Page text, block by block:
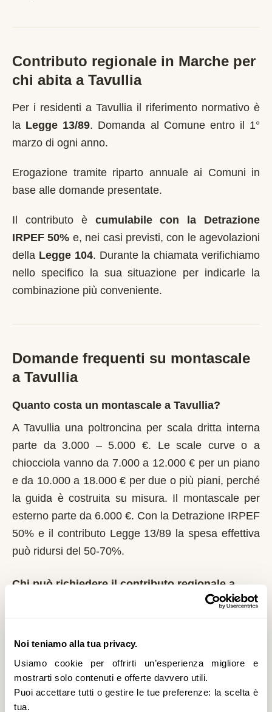
Noi teniamo alla tua privacy.
Usiamo cookie per offrirti un’esperienza migliore e
mostrarti solo contenuti e offerte davvero utili.
Puoi accettare tutti o gestire le tue preferenze: la scelta è
tua.
Contributo regionale in Marche per
chi abita a Tavullia
Per i residenti a Tavullia il riferimento normativo è
la Legge 13/89. Domanda al Comune entro il 1°
marzo di ogni anno.
Erogazione tramite riparto annuale ai Comuni in
base alle domande presentate.
Il contributo è cumulabile con la Detrazione
IRPEF 50% e, nei casi previsti, con le agevolazioni
della Legge 104. Durante la chiamata verifichiamo
nello specifico la sua situazione per indicarle la
combinazione più conveniente.
Domande frequenti su montascale
a Tavullia
Quanto costa un montascale a Tavullia?
A Tavullia una poltroncina per scala dritta interna
parte da 3.000 – 5.000 €. Le scale curve o a
chiocciola vanno da 7.000 a 12.000 € per un piano
e da 10.000 a 18.000 € per due o più piani, perché
la guida è costruita su misura. Il montascale per
esterno parte da 6.000 €. Con la Detrazione IRPEF
50% e il contributo Legge 13/89 la spesa effettiva
può ridursi del 50-70%.
Chi può richiedere il contributo regionale a
13/89. Domanda al Comune entro il 1° marzo di
ogni anno. Erogazione tramite riparto annuale ai
Comuni in base alle domande presentate. È un
contributo a fondo perduto che si richiede solo